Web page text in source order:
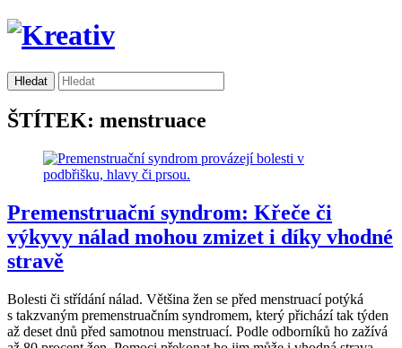
ŠTÍTEK: menstruace
Premenstruační syndrom: Křeče či
výkyvy nálad mohou zmizet i díky vhodné
stravě
Bolesti či střídání nálad. Většina žen se před menstruací potýká
s takzvaným premenstruačním syndromem, který přichází tak týden
až deset dnů před samotnou menstruací. Podle odborníků ho zažívá